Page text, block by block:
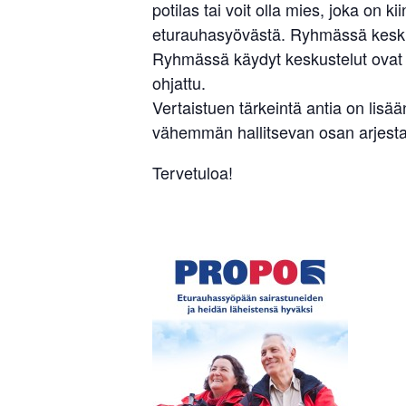
potilas tai voit olla mies, joka on
eturauhasyövästä. Ryhmässä
Ryhmässä käydyt keskustelut
ohjattu.
Vertaistuen tärkeintä antia on
vähemmän hallitsevan osan
Tervetuloa!